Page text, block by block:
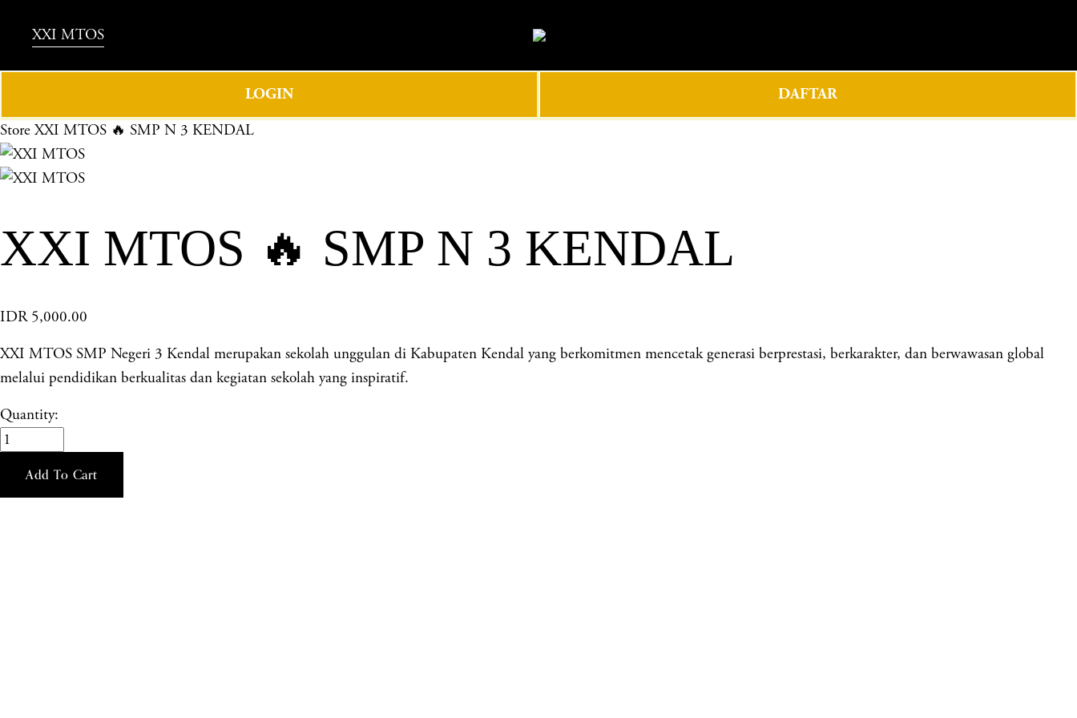
XXI MTOS
LOGIN DAFTAR
Store XXI MTOS 🔥 SMP N 3 KENDAL
XXI MTOS 🔥 SMP N 3 KENDAL
IDR 5,000.00
XXI MTOS SMP Negeri 3 Kendal merupakan sekolah unggulan di Kabupaten Kendal yang berkomitmen mencetak generasi berprestasi, berkarakter, dan berwawasan global
melalui pendidikan berkualitas dan kegiatan sekolah yang inspiratif.
Quantity:
Add To Cart